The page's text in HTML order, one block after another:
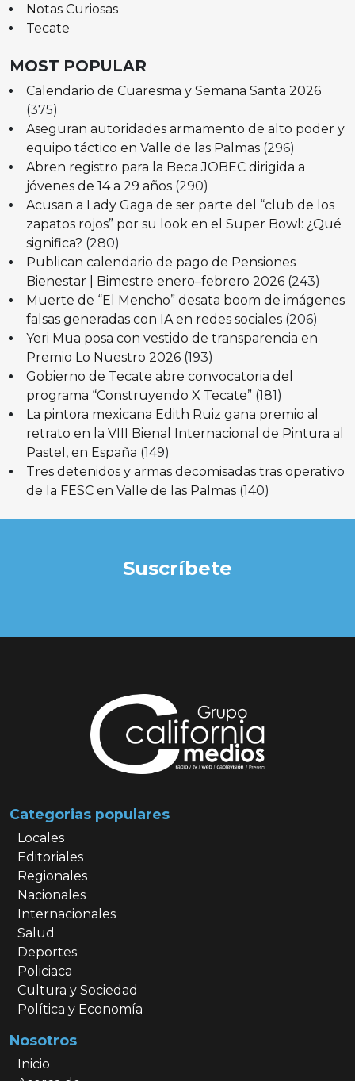
Notas Curiosas
Tecate
MOST POPULAR
Calendario de Cuaresma y Semana Santa 2026
(375)
Aseguran autoridades armamento de alto poder y
equipo táctico en Valle de las Palmas (296)
Abren registro para la Beca JOBEC dirigida a
jóvenes de 14 a 29 años (290)
Acusan a Lady Gaga de ser parte del “club de los
zapatos rojos” por su look en el Super Bowl: ¿Qué
significa? (280)
Publican calendario de pago de Pensiones
Bienestar | Bimestre enero–febrero 2026 (243)
Muerte de “El Mencho” desata boom de imágenes
falsas generadas con IA en redes sociales (206)
Yeri Mua posa con vestido de transparencia en
Premio Lo Nuestro 2026 (193)
Gobierno de Tecate abre convocatoria del
programa “Construyendo X Tecate” (181)
La pintora mexicana Edith Ruiz gana premio al
retrato en la VIII Bienal Internacional de Pintura al
Pastel, en España (149)
Tres detenidos y armas decomisadas tras operativo
de la FESC en Valle de las Palmas (140)
Suscríbete
Categorias populares
Locales
Editoriales
Regionales
Nacionales
Internacionales
Salud
Deportes
Policiaca
Cultura y Sociedad
Política y Economía
Nosotros
Inicio